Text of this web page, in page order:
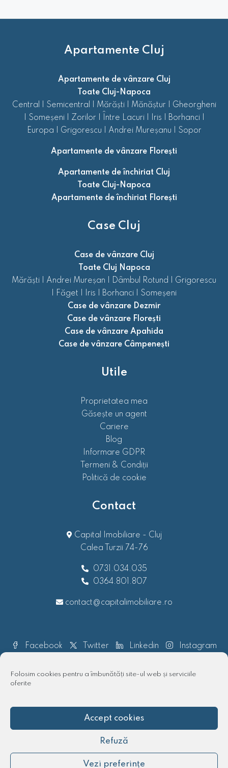
Folosim cookies pentru a îmbunătăți site-ul web și serviciile
oferite
Accept cookies
Refuză
Vezi preferințe
Apartamente Cluj
Apartamente de vânzare Cluj
Toate Cluj-Napoca
Central
Semicentral Mărăști| Mănăștur
Gheorgheni
Someșeni| Zorilor Între Lacuri| Iris Borhanci|
Europa
Grigorescu Andrei Mureșanu Sopor
Apartamente de vânzare Florești
Apartamente de închiriat Cluj
Toate Cluj-Napoca
Apartamente de închiriat Florești
Case Cluj
Case de vânzare Cluj
Toate Cluj Napoca
Mărăști
Andrei Mureșan Dâmbul Rotund
Grigorescu
Făget Iris Borhanci
Someșeni
Case de vânzare Dezmir
Case de vânzare Florești
Case de vânzare Apahida
Case de vânzare Câmpenești
Utile
Proprietatea mea
Găsește un agent
Cariere
Blog
Informare GDPR
Termeni & Condiții
Politică de cookie
Contact
Capital Imobiliare - Cluj
Calea Turzii 74-76
0731.034.035
0364.801.807
contact@capitalimobiliare.ro
Facebook Twitter Linkedin Instagram